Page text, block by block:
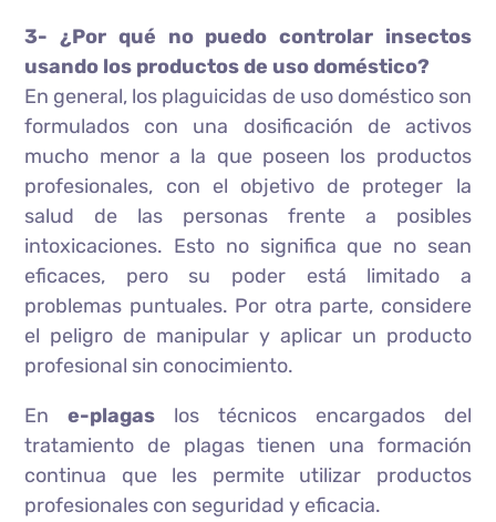
3- ¿Por qué no puedo controlar insectos
usando los productos de uso doméstico?
En general, los plaguicidas de uso doméstico son
formulados con una dosificación de activos
mucho menor a la que poseen los productos
profesionales, con el objetivo de proteger la
salud de las personas frente a posibles
intoxicaciones. Esto no significa que no sean
eficaces, pero su poder está limitado a
problemas puntuales. Por otra parte, considere
el peligro de manipular y aplicar un producto
profesional sin conocimiento.
Ene-plagas los técnicos encargados del
tratamiento de plagas tienen una formación
continua que les permite utilizar productos
profesionales con seguridad y eficacia.